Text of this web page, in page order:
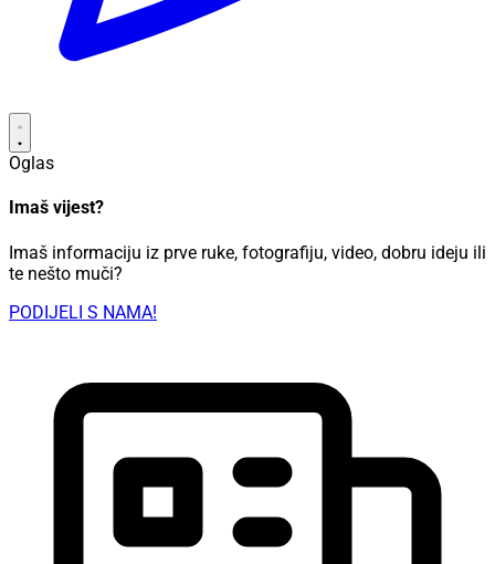
Oglas
Imaš vijest?
Imaš informaciju iz prve ruke, fotografiju, video, dobru ideju ili
te nešto muči?
PODIJELI S NAMA!